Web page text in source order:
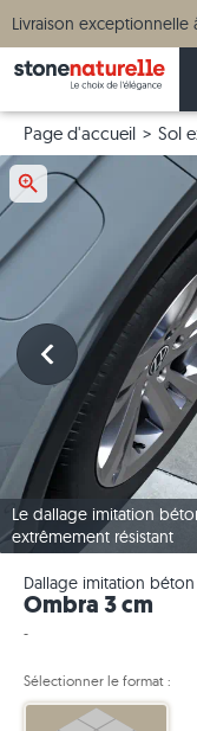
Livraison exceptionnelle
Page d'accueil Sol
Le dallage imitation
extrêmement résistant
Dallage imitation béton
Ombra 3 cm
-
Sélectionner le format :